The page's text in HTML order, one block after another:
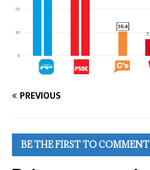
PREVIOUS
BE THE FIRST TO COMMENT